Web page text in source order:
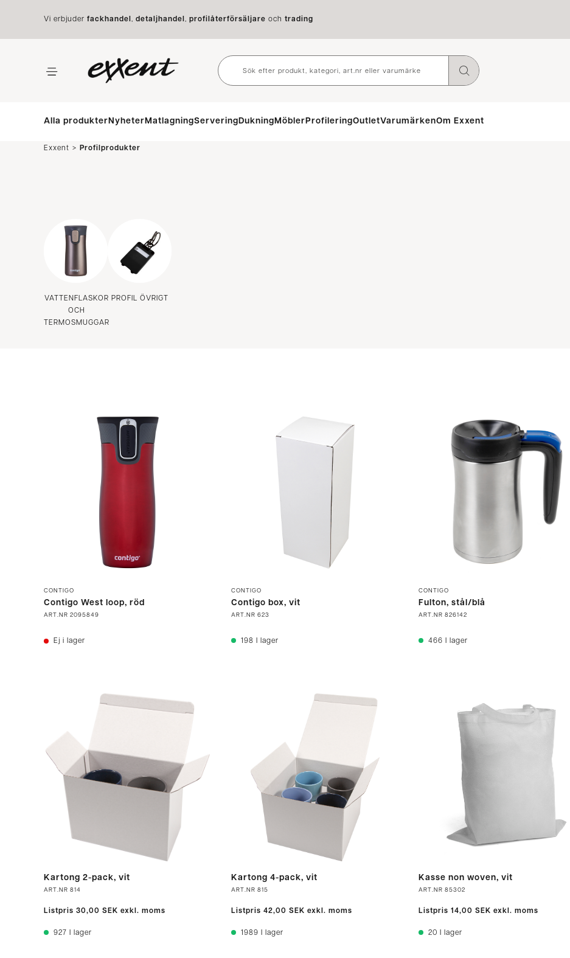
Vi erbjuder fackhandel , detaljhandel , profilåterförsäljare och trading
Alla produkterNyheterMatlagningServeringDukningMöblerProfileringOutletVarumärkenOm Exxent
Exxent > Profilprodukter
VATTENFLASKOR
OCH
TERMOSMUGGAR
PROFIL ÖVRIGT
CONTIGO
Contigo West loop, röd
ART.NR 2095849
Ej i lager
CONTIGO
Contigo box, vit
ART.NR 623
198 I lager
CONTIGO
Fulton, stål/blå
ART.NR 826142
466 I lager
Kartong 2-pack, vit
ART.NR 814
Listpris 30,00 SEK exkl. moms
927 I lager
Kartong 4-pack, vit
ART.NR 815
Listpris 42,00 SEK exkl. moms
1989 I lager
Kasse non woven, vit
ART.NR 85302
Listpris 14,00 SEK exkl. moms
20 I lager